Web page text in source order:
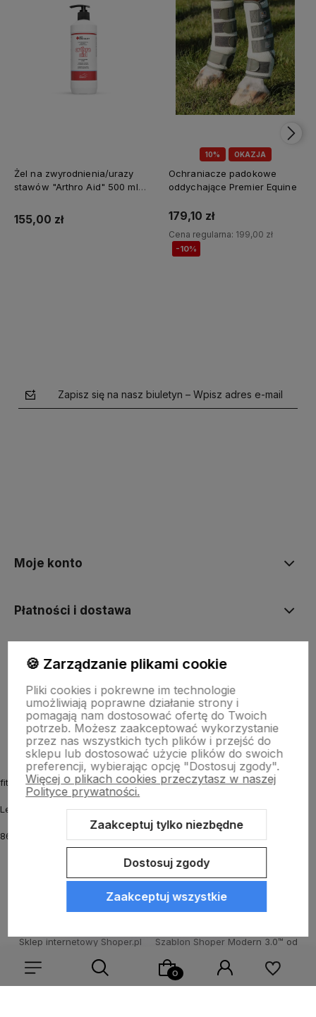
Żel na zwyrodnienia/urazy
stawów "Arthro Aid" 500 ml
155,00 zł
10% OKAZJA
Ochraniacze padokowe
oddychające Premier Equine
179,10 zł
Cena regularna: 199,00 zł
-10%
Zapisz się na nasz biuletyn – Wpisz adres e-mail
Moje konto
Płatności i dostawa
Informacje
O nas
fitmyhorse.pl Sklep jeździecki
Letnia 12
86-031 Osielsko k. Bydgoszczy
Sklep internetowy Shoper.pl Szablon Shoper Modern 3.0™ od
🍪 Zarządzanie plikami cookie
Pliki cookies i pokrewne im technologie
umożliwiają poprawne działanie strony i
pomagają nam dostosować ofertę do Twoich
potrzeb. Możesz zaakceptować wykorzystanie
przez nas wszystkich tych plików i przejść do
sklepu lub dostosować użycie plików do swoich
preferencji, wybierając opcję "Dostosuj zgody".
Więcej o plikach cookies przeczytasz w naszej
Polityce prywatności.
Zaakceptuj tylko niezbędne
Dostosuj zgody
Zaakceptuj wszystkie